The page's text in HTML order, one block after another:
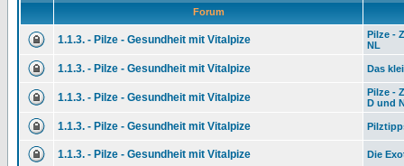
Forum
1.1.3. - Pilze - Gesundheit mit Vitalpize
Pilze -
NL
1.1.3. - Pilze - Gesundheit mit Vitalpize Das
1.1.3. - Pilze - Gesundheit mit Vitalpize
Pilze -
D und
1.1.3. - Pilze - Gesundheit mit Vitalpize
1.1.3. - Pilze - Gesundheit mit Vitalpize Die